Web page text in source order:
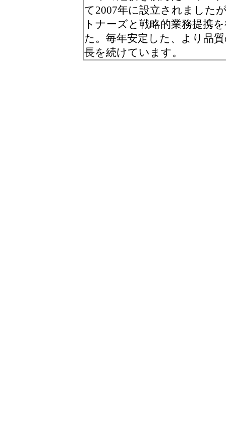
て2007年に設立されました
トナーズと戦略的業務提携
た。毎年安定した、より品
長を続けています。